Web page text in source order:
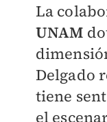
La
UNAM
Delgado
tiene
el